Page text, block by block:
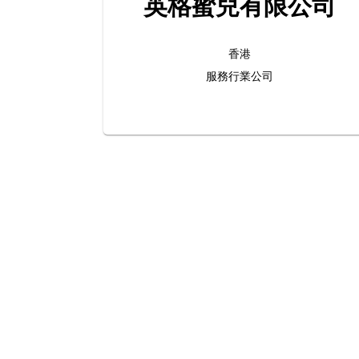
英格蜜兒有限公司
香港
服務行業公司